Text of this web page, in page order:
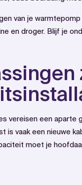
van je
en droger. Blijf je
vereisen een aparte
is vaak een nieuwe
moet je